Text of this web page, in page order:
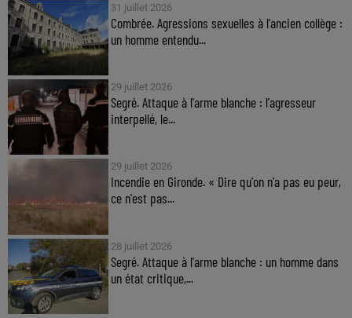
31 juillet 2026
Combrée. Agressions sexuelles à l'ancien collège :
un homme entendu...
29 juillet 2026
Segré. Attaque à l'arme blanche : l'agresseur
interpellé, le...
29 juillet 2026
Incendie en Gironde. « Dire qu'on n'a pas eu peur,
ce n'est pas...
28 juillet 2026
Segré. Attaque à l'arme blanche : un homme dans
un état critique,...